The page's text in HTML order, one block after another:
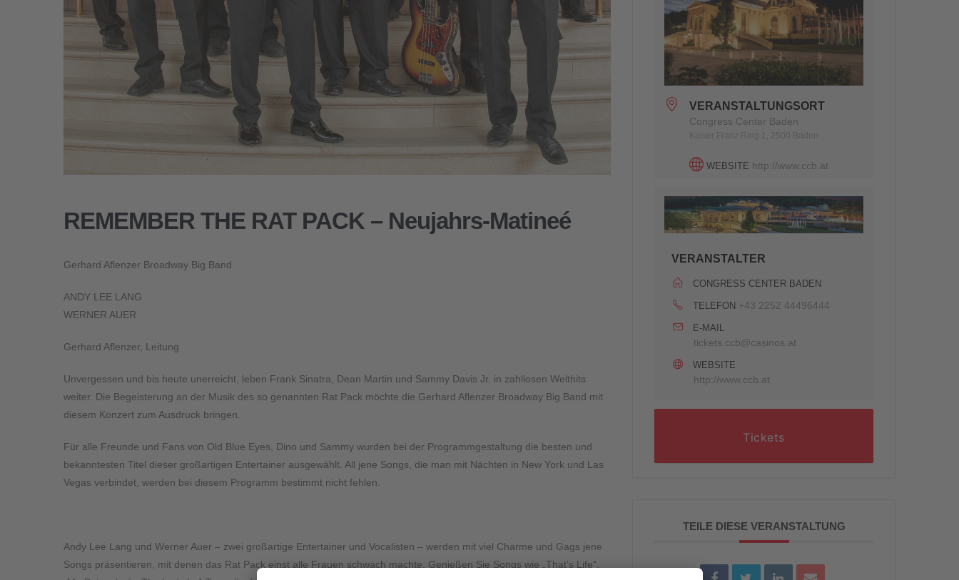
REMEMBER THE RAT PACK – Neujahrs-Matineé
Gerhard Aflenzer Broadway Big Band
ANDY LEE LANG
WERNER AUER
Gerhard Aflenzer, Leitung
Unvergessen und bis heute unerreicht, leben Frank Sinatra, Dean Martin und Sammy Davis Jr. in zahllosen Welthits
weiter. Die Begeisterung an der Musik des so genannten Rat Pack möchte die Gerhard Aflenzer Broadway Big Band mit
diesem Konzert zum Ausdruck bringen.
Für alle Freunde und Fans von Old Blue Eyes, Dino und Sammy wurden bei der Programmgestaltung die besten und
bekanntesten Titel dieser großartigen Entertainer ausgewählt. All jene Songs, die man mit Nächten in New York und Las
Vegas verbindet, werden bei diesem Programm bestimmt nicht fehlen.
Andy Lee Lang und Werner Auer – zwei großartige Entertainer und Vocalisten – werden mit viel Charme und Gags jene
Songs präsentieren, mit denen das Rat Pack einst alle Frauen schwach machte. Genießen Sie Songs wie „That’s Life“,
VERANSTALTUNGSORT
Congress Center Baden
WEBSITE http://www.ccb.at
VERANSTALTER
CONGRESS CENTER BADEN
TELEFON +43 2252 44496444
E-MAIL
tickets.ccb@casinos.at
WEBSITE
http://www.ccb.at
Tickets
TEILE DIESE VERANSTALTUNG